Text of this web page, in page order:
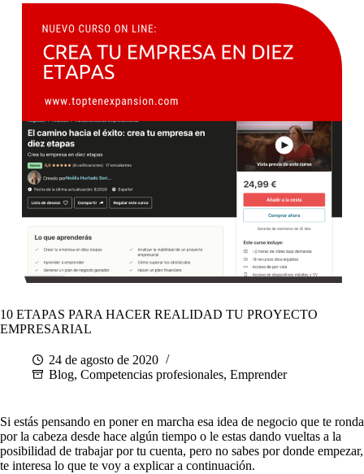
10 ETAPAS PARA HACER REALIDAD TU PROYECTO
EMPRESARIAL
24 de agosto de 2020
Blog, Competencias profesionales, Emprender
Si estás pensando en poner en marcha esa idea de negocio que te ronda
por la cabeza desde hace algún tiempo o le estas dando vueltas a la
posibilidad de trabajar por tu cuenta, pero no sabes por donde empezar,
te interesa lo que te voy a explicar a continuación.